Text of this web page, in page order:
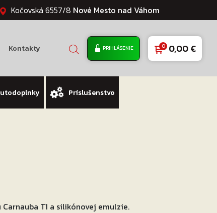
Kočovská 6557/8 Nové Mesto nad Váhom
Kontakty PRIHLÁSENIE 0,00€
Príslušenstvo
T1 a silikónovej emulzie.